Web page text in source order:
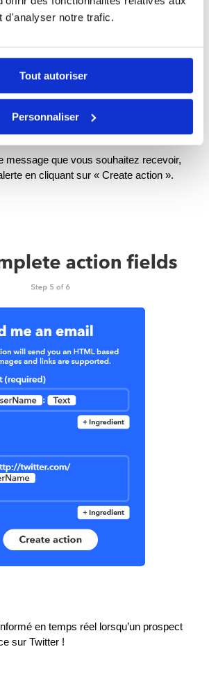
d'analyser notre trafic.
Tout autoriser
Personnaliser
est « Send me an email ».
message que vous souhaitez recevoir,
en cliquant sur « Create action ».
en temps réel lorsqu’un prospect
sur Twitter !